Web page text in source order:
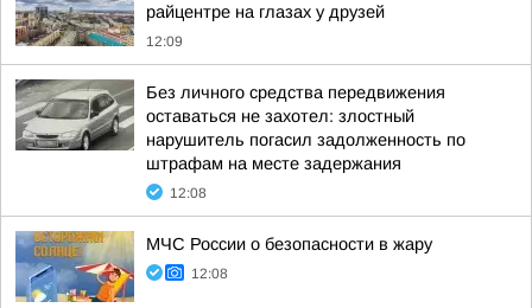
райцентре на глазах у друзей
12:09
Без личного средства передвижения
оставаться не захотел: злостный
нарушитель погасил задолженность по
штрафам на месте задержания
12:08
МЧС России о безопасности в жару
12:08